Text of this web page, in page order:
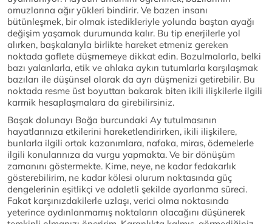
omuzlarına ağır yükleri bindirir. Ve bazen insanı
bütünleşmek, bir olmak istedikleriyle yolunda baştan ayağı
değişim yaşamak durumunda kalır. Bu tip enerjilerle yol
alırken, başkalarıyla birlikte hareket etmeniz gereken
noktada gaflete düşmemeye dikkat edin. Bozulmalarla, belki
bazı yalanlarla, etik ve ahlaka aykırı tutumlarla karşılaşmak
bazıları ile düşünsel olarak da ayrı düşmenizi getirebilir. Bu
noktada resme üst boyuttan bakarak biten ikili ilişkilerle ilgili
karmik hesaplaşmalara da girebilirsiniz.
Başak dolunayı Boğa burcundaki Ay tutulmasının
hayatlarınıza etkilerini hareketlendirirken, ikili ilişkilere,
bunlarla ilgili ortak kazanımlara, nafaka, miras, ödemelerle
ilgili konularınıza da vurgu yapmakta. Ve bir dönüşüm
zamanını göstermekte. Kime, neye, ne kadar fedakarlık
gösterebilirim, ne kadar kölesi olurum noktasında güç
dengelerinin eşitlikçi ve adaletli şekilde ayarlanma süreci.
Fakat karşınızdakilerle uzlaşı, verici olma noktasında
yeterince aydınlanmamış noktaların olacağını düşünerek